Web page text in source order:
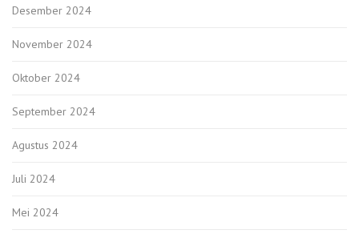
Desember 2024
November 2024
Oktober 2024
September 2024
Agustus 2024
Juli 2024
Mei 2024